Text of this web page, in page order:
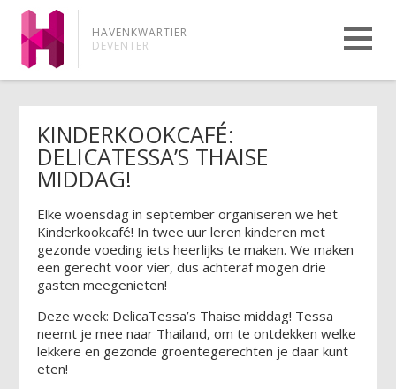
HAVENKWARTIER
DEVENTER
KINDERKOOKCAFÉ:
DELICATESSA’S THAISE
MIDDAG!
Elke woensdag in september organiseren we het
Kinderkookcafé! In twee uur leren kinderen met
gezonde voeding iets heerlijks te maken. We maken
een gerecht voor vier, dus achteraf mogen drie
gasten meegenieten!
Deze week: DelicaTessa’s Thaise middag! Tessa
neemt je mee naar Thailand, om te ontdekken welke
lekkere en gezonde groentegerechten je daar kunt
eten!